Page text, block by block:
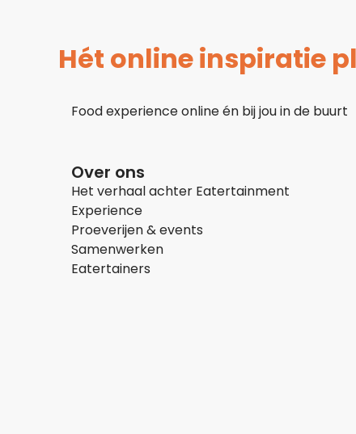
Hét online inspiratie
Food experience online én bij jou in de buurt
Over ons
Het verhaal achter Eatertainment
Experience
Proeverijen & events
Samenwerken
Eatertainers